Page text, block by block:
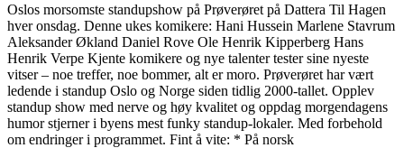
Oslos morsomste standupshow på Prøverøret på Dattera Til Hagen
hver onsdag. Denne ukes komikere: Hani Hussein Marlene Stavrum
Aleksander Økland Daniel Rove Ole Henrik Kipperberg Hans
Henrik Verpe Kjente komikere og nye talenter tester sine nyeste
vitser – noe treffer, noe bommer, alt er moro. Prøverøret har vært
ledende i standup Oslo og Norge siden tidlig 2000-tallet. Opplev
standup show med nerve og høy kvalitet og oppdag morgendagens
humor stjerner i byens mest funky standup-lokaler. Med forbehold
om endringer i programmet. Fint å vite: * På norsk